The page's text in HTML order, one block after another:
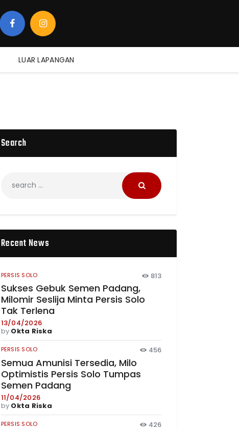
LUAR LAPANGAN
Search
Recent News
PERSIS SOLO 813
Sukses Gebuk Semen Padang,
Milomir Seslija Minta Persis Solo
Tak Terlena
13/04/2026
by Okta Riska
PERSIS SOLO 456
Semua Amunisi Tersedia, Milo
Optimistis Persis Solo Tumpas
Semen Padang
11/04/2026
by Okta Riska
PERSIS SOLO 426